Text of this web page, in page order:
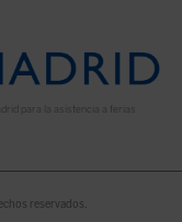
para la asistencia a ferias
reservados.